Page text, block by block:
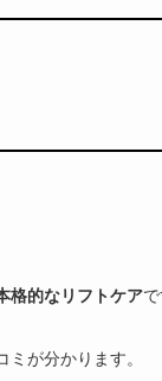
格的なリフトケアで
が分かります。